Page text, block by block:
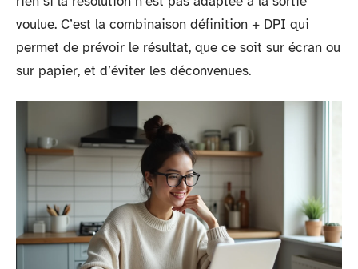
voulue. C’est la combinaison définition + DPI qui
permet de prévoir le résultat, que ce soit sur écran ou
sur papier, et d’éviter les déconvenues.